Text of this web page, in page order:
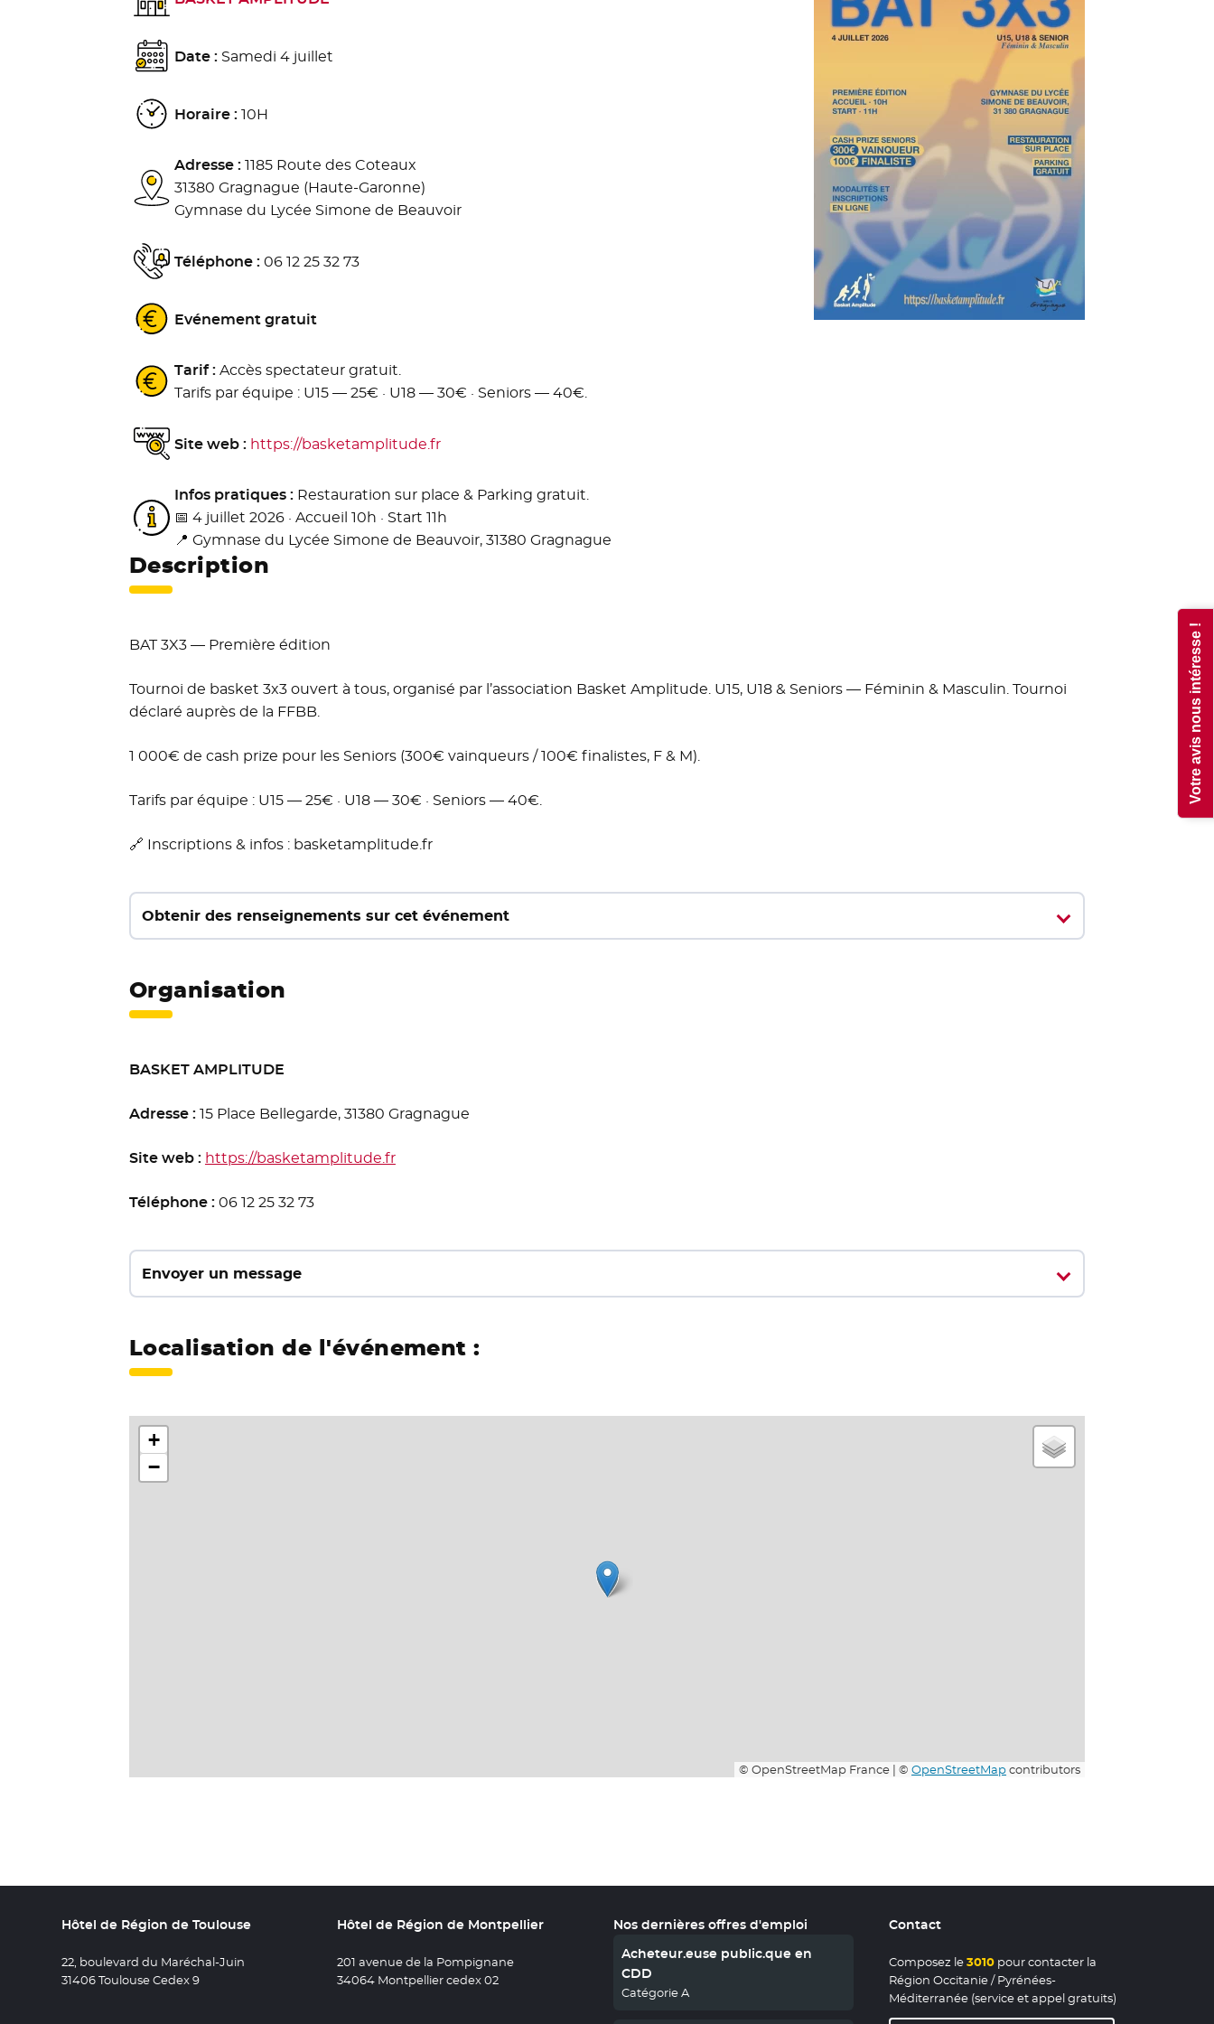
Date :Samedi 4 juillet
Horaire :10H
Adresse :1185 Route des Coteaux
31380 Gragnague (Haute-Garonne)
Gymnase du Lycée Simone de Beauvoir
Téléphone :06 12 25 32 73
Evénement gratuit
Tarif :Accès spectateur gratuit.
Tarifs par équipe : U15 — 25€ · U18 — 30€ · Seniors — 40€.
Site web : https://basketamplitude.fr- Nouvelle fenêtre
Infos pratiques :Restauration sur place & Parking gratuit.
📅 4 juillet 2026 · Accueil 10h · Start 11h
📍 Gymnase du Lycée Simone de Beauvoir, 31380 Gragnague
Description
BAT 3X3 — Première édition
Tournoi de basket 3x3 ouvert à tous, organisé par l’association Basket Amplitude. U15, U18 & Seniors — Féminin & Masculin. Tournoi
déclaré auprès de la FFBB.
1 000€ de cash prize pour les Seniors (300€ vainqueurs / 100€ finalistes, F & M).
Tarifs par équipe : U15 — 25€ · U18 — 30€ · Seniors — 40€.
🔗 Inscriptions & infos : basketamplitude.fr
Obtenir des renseignements sur cet événement
Organisation
BASKET AMPLITUDE
Adresse :15 Place Bellegarde, 31380 Gragnague
Site web : https://basketamplitude.fr- Nouvelle fenêtre
Téléphone :06 12 25 32 73
Envoyer un message
Localisation de l'événement :
+
−
© OpenStreetMap France | ©OpenStreetMap contributors
Hôtel de Région de Toulouse
22, boulevard du Maréchal-Juin
31406 Toulouse Cedex 9
Hôtel de Région de Montpellier
201 avenue de la Pompignane
34064 Montpellier cedex 02
Nos dernières offres d'emploi
Acheteur.euse public.que en
CDD
Catégorie A
Contact
Composez le3010pour contacter la
Région Occitanie / Pyrénées-
Méditerranée (service et appel gratuits)
Votre avis nous intéresse !